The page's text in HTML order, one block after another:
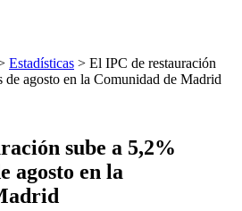
Estadísticas > El IPC de restauración
de agosto en la Comunidad de Madrid
sube a 5,2%
agosto en la